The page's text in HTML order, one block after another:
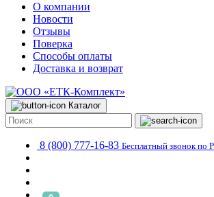
О компании
Новости
Отзывы
Поверка
Способы оплаты
Доставка и возврат
Каталог
8 (800) 777-16-83 Бесплатный звонок по